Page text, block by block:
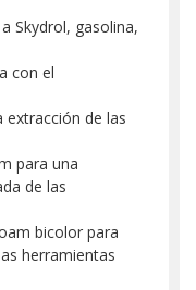
Skydrol, gasolina,
con el
extracción de las
para una
de las
bicolor para
herramientas